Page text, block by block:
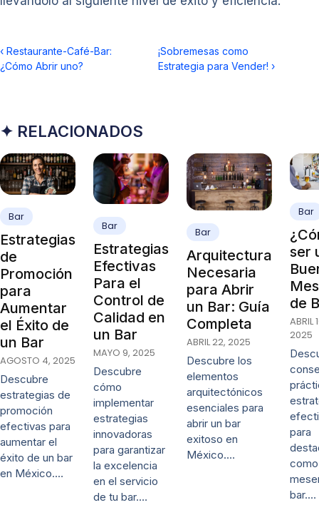
‹ Restaurante-Café-Bar:
¿Cómo Abrir uno?
¡Sobremesas como
Estrategia para Vender! ›
✦ RELACIONADOS
Bar
Estrategias
de
Promoción
para
Aumentar
el Éxito de
un Bar
AGOSTO 4, 2025
Descubre
estrategias de
promoción
efectivas para
aumentar el
éxito de un bar
en México.…
Bar
Estrategias
Efectivas
Para el
Control de
Calidad en
un Bar
MAYO 9, 2025
Descubre
cómo
implementar
estrategias
innovadoras
para garantizar
la excelencia
en el servicio
de tu bar.…
Bar
Arquitectura
Necesaria
para Abrir
un Bar: Guía
Completa
ABRIL 22, 2025
Descubre los
elementos
arquitectónicos
esenciales para
abrir un bar
exitoso en
México.…
Bar
ser
de
ABRIL
2025
para
como
bar.…